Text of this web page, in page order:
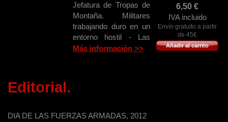
6,50 €
IVA incluido
Envío gratuito a partir
de 45€
Añadir al carrito
Jefatura de Tropas de
Montaña. Militares
trabajando duro en un
entorno hostil - Las
Fuerzas Especiales
Chaleco balístico
Más información >>
Editorial.
DIA DE LAS FUERZAS ARMADAS, 2012